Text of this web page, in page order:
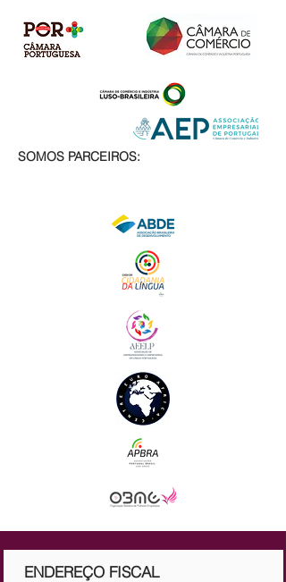
SOMOS PARCEIROS:
ENDEREÇO FISCAL